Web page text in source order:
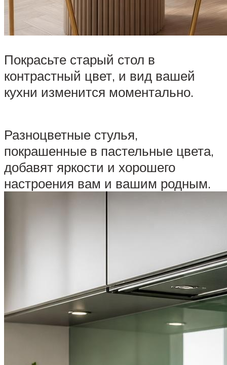
Покрасьте старый стол в
контрастный цвет, и вид вашей
кухни изменится моментально.
Разноцветные стулья,
покрашенные в пастельные цвета,
добавят яркости и хорошего
настроения вам и вашим родным.